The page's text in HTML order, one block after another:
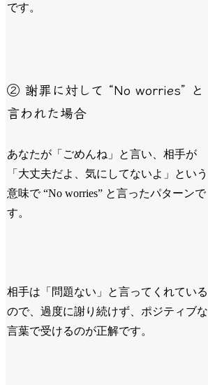
です。
② 謝罪に対して “No worries” と
言われた場合
あなたが「ごめんね」と言い、相手が
「大丈夫だよ、気にしてないよ」という
意味で “No worries” と言ったパターンで
す。
相手は「問題ない」と言ってくれている
ので、過度に謝り続けず、ポジティブな
言葉で受けるのが正解です。